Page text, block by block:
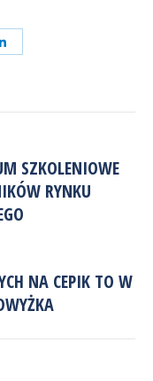
Udostępnij
SZKOLENIOWE
RYNKU
NA CEPIK TO W